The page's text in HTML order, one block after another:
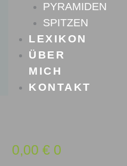
PYRAMIDEN
SPITZEN
LEXIKON
ÜBER
MICH
KONTAKT
0,00 € 0